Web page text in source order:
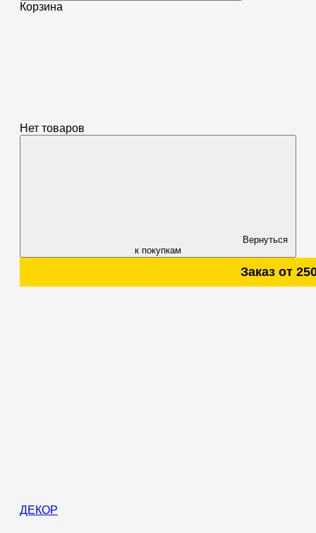
Корзина
Нет товаров
Вернуться
к покупкам
Заказ от
ДЕКОР